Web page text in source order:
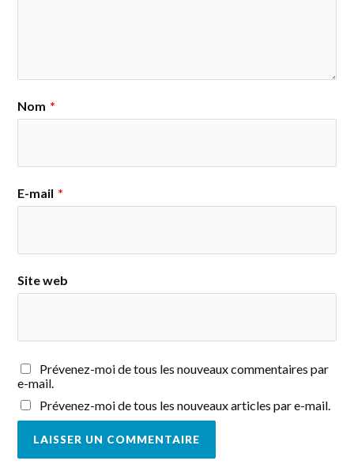
Nom *
E-mail *
Site web
Prévenez-moi de tous les nouveaux commentaires par
e-mail.
Prévenez-moi de tous les nouveaux articles par e-mail.